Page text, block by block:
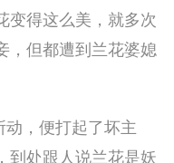
变得这么美，就多次
，但都遭到兰花婆媳
，便打起了坏主
到处跟人说兰花是妖